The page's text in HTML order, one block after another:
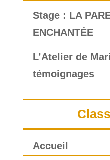
Stage : LA
ENCHANTÉE
L’Atelier de
témoignages
Accueil